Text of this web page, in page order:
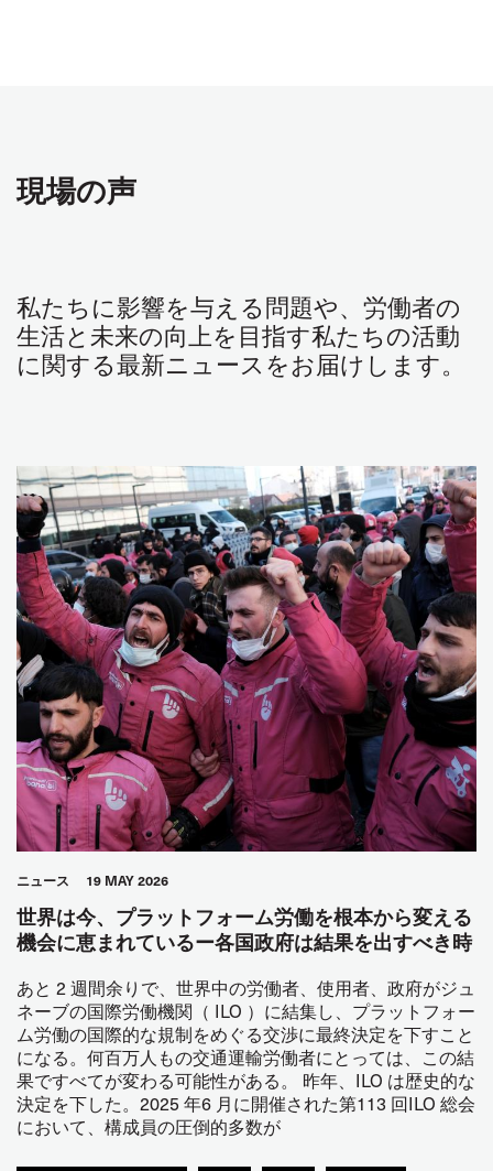
現場の声
私たちに影響を与える問題や、労働者の
生活と未来の向上を目指す私たちの活動
に関する最新ニュースをお届けします。
ニュース 19 MAY 2026
世界は今、プラットフォーム労働を根本から変える
機会に恵まれているー各国政府は結果を出すべき時
あと 2 週間余りで、世界中の労働者、使用者、政府がジュ
ネーブの国際労働機関（ ILO ）に結集し、プラットフォー
ム労働の国際的な規制をめぐる交渉に最終決定を下すこと
になる。何百万人もの交通運輸労働者にとっては、この結
果ですべてが変わる可能性がある。 昨年、ILO は歴史的な
決定を下した。2025 年6 月に開催された第113 回ILO 総会
において、構成員の圧倒的多数が